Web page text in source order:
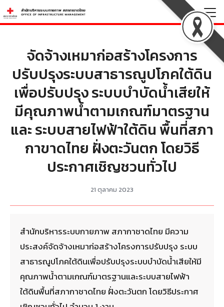
Skip
to
จัดจ้างเหมาก่อสร้างโครงการ
ปรับปรุงระบบสาธารณูปโภคใต้ดิน
เพื่อปรับปรุง ระบบบำบัดน้ำเสียให้
มีคุณภาพน้ำตามเกณฑ์มาตรฐาน
และ ระบบสายไฟฟ้าใต้ดิน พื้นที่สภา
กาขาดไทย ฝั่งตะวันตก โดยวิธี
ประกาศเชิญชวนทั่วไป
21 ตุลาคม 2023
สำนักบริหารระบบกายภาพ สภากาชาดไทย มีความ
ประสงค์จัดจ้างเหมาก่อสร้างโครงการปรับปรุง ระบบ
สาธารณูปโภคใต้ดินเพื่อปรับปรุงระบบบำบัดน้ำเสียให้มี
คุณภาพน้ำตามเกณฑ์มาตรฐานและระบบสายไฟฟ้า
ใต้ดินพื้นที่สภากาชาดไทย ฝั่งตะวันตก โดยวิธีประกาศ